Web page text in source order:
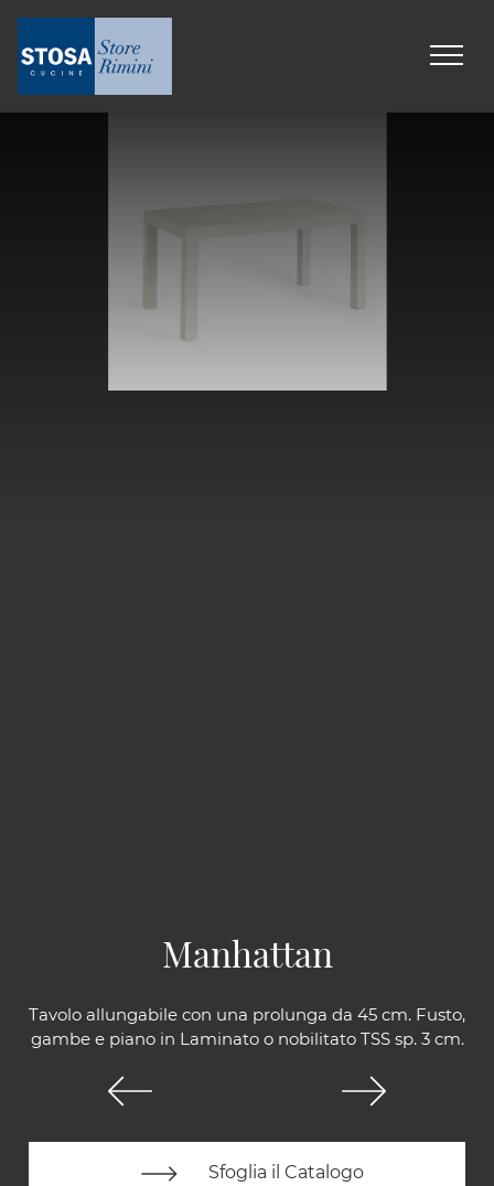
Tavolo allungabile con una prolunga da 45 cm. Fusto,
gambe e piano in Laminato o nobilitato TSS sp. 3 cm.
Sfoglia il Catalogo
Manhattan